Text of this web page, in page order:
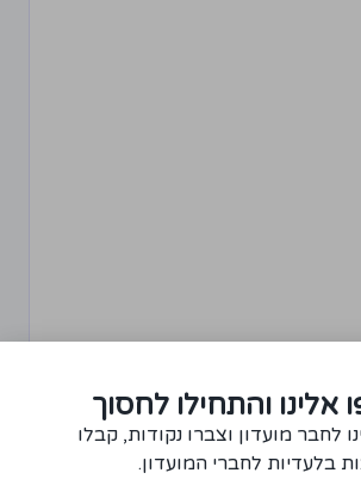
יחידה ממוצר זה תצברו 7 נקודות!
אלינו והתחילו לחסוך
לחבר מועדון וצברו נקודות, קבלו
בלעדיות לחברי המועדון.